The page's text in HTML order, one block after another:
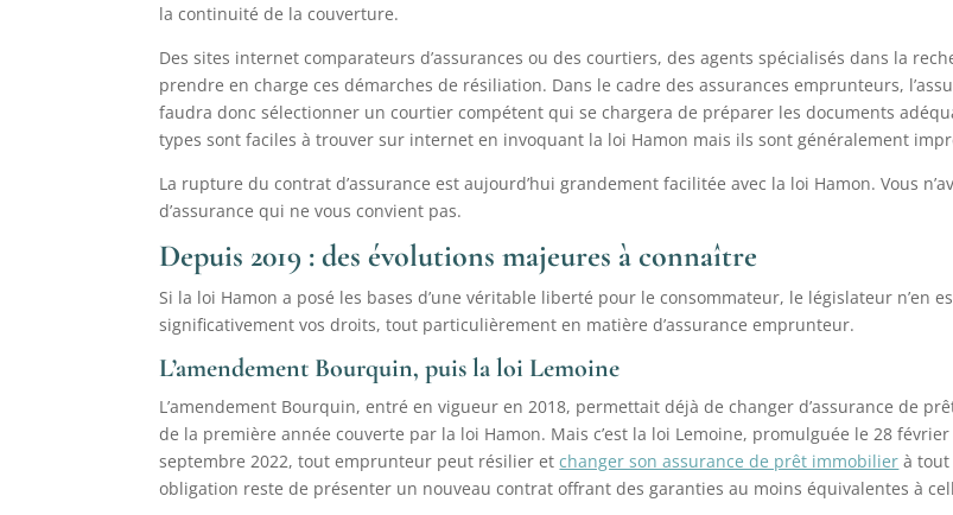
la continuité de la couverture.
Des sites internet comparateurs d’assurances ou des courtiers, des agents spécialisés dans la
prendre en charge ces démarches de résiliation. Dans le cadre des assurances emprunteurs,
faudra donc sélectionner un courtier compétent qui se chargera de préparer les documents
types sont faciles à trouver sur internet en invoquant la loi Hamon mais ils sont généralement
La rupture du contrat d’assurance est aujourd’hui grandement facilitée avec la loi Hamon. Vous
d’assurance qui ne vous convient pas.
Depuis 2019 : des évolutions majeures à connaître
Si la loi Hamon a posé les bases d’une véritable liberté pour le consommateur, le législateur n’en
significativement vos droits, tout particulièrement en matière d’assurance emprunteur.
L’amendement Bourquin, puis la loi Lemoine
L’amendement Bourquin, entré en vigueur en 2018, permettait déjà de changer d’assurance de
de la première année couverte par la loi Hamon. Mais c’est la loi Lemoine, promulguée le 28
septembre 2022, tout emprunteur peut résilier etchanger son assurance de prêt immobilier à tout
obligation reste de présenter un nouveau contrat offrant des garanties au moins équivalentes à